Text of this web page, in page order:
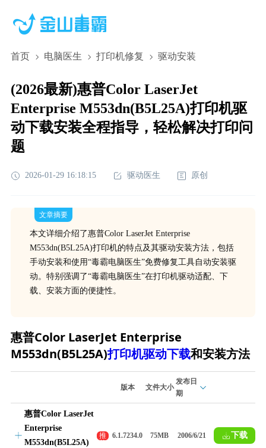
首页 电脑医生 打印机修复 驱动安装
(2026最新)惠普Color LaserJet
Enterprise M553dn(B5L25A)打印机驱
动下载安装全程指导，轻松解决打印问
题
2026-01-29 16:18:15 驱动医生 原创
文章摘要
本文详细介绍了惠普Color LaserJet Enterprise
M553dn(B5L25A)打印机的特点及其驱动安装方法，包括
手动安装和使用“毒霸电脑医生”免费修复工具自动安装驱
动。特别强调了“毒霸电脑医生”在打印机驱动适配、下
载、安装方面的便捷性。
惠普Color LaserJet Enterprise
M553dn(B5L25A)打印机驱动下载和安装方法
版本 文件大小
发布日
期
惠普Color LaserJet
Enterprise
M553dn(B5L25A)
推
荐
6.1.7234.0 75MB 2006/6/21 下载